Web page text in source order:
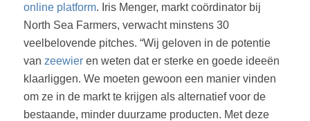
online platform. Iris Menger, markt coördinator bij
North Sea Farmers, verwacht minstens 30
veelbelovende pitches. “Wij geloven in de potentie
van zeewieren weten dat er sterke en goede ideeën
klaarliggen. We moeten gewoon een manier vinden
om ze in de markt te krijgen als alternatief voor de
bestaande, minder duurzame producten. Met deze